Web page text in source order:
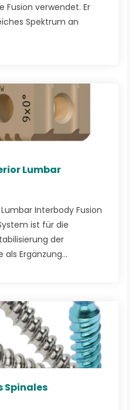
Fusion verwendet. Er
Spektrum an
Lumbar
Lumbar Interbody Fusion
System ist für die
der
Ergänzung...
Spinales